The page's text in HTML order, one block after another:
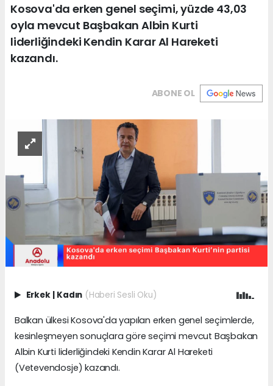
Kosova'da erken genel seçimi, yüzde 43,03
oyla mevcut Başbakan Albin Kurti
liderliğindeki Kendin Karar Al Hareketi
kazandı.
ABONE OL
Erkek | Kadın (Haberi Sesli Oku)
Balkan ülkesi Kosova'da yapılan erken genel seçimlerde,
kesinleşmeyen sonuçlara göre seçimi mevcut Başbakan
Albin Kurti liderliğindeki Kendin Karar Al Hareketi
(Vetevendosje) kazandı.